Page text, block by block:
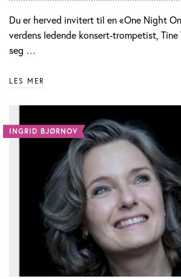
Du er herved invitert til en «One Night
verdens ledende konsert-trompetist,
seg …
LES MER
INGRID BJØRNOV